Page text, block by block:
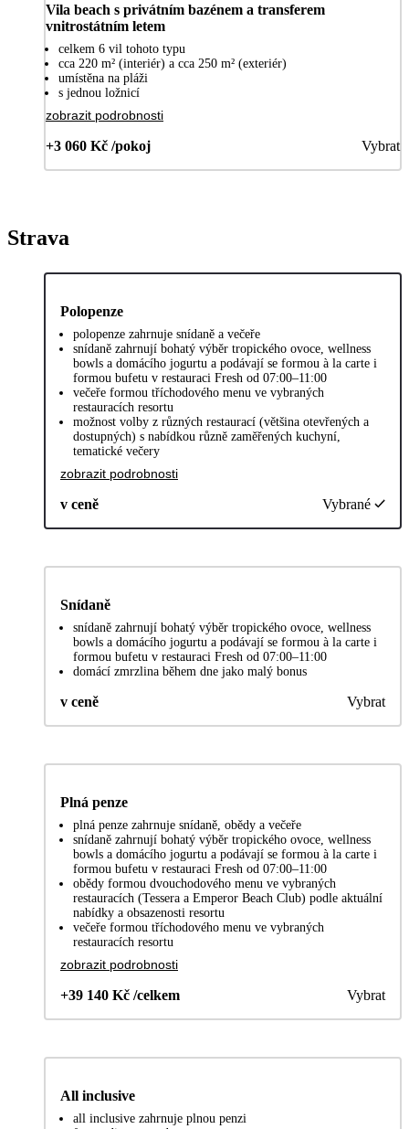
Vila beach s privátním bazénem a transferem
vnitrostátním letem
celkem 6 vil tohoto typu
cca 220 m² (interiér) a cca 250 m² (exteriér)
umístěna na pláži
s jednou ložnicí
zobrazit podrobnosti
+3 060 Kč /pokoj Vybrat
Strava
Polopenze
polopenze zahrnuje snídaně a večeře
snídaně zahrnují bohatý výběr tropického ovoce, wellness
bowls a domácího jogurtu a podávají se formou à la carte i
formou bufetu v restauraci Fresh od 07:00–11:00
večeře formou tříchodového menu ve vybraných
restauracích resortu
možnost volby z různých restaurací (většina otevřených a
dostupných) s nabídkou různě zaměřených kuchyní,
tematické večery
zobrazit podrobnosti
v ceně Vybrané
Snídaně
snídaně zahrnují bohatý výběr tropického ovoce, wellness
bowls a domácího jogurtu a podávají se formou à la carte i
formou bufetu v restauraci Fresh od 07:00–11:00
domácí zmrzlina během dne jako malý bonus
v ceně Vybrat
Plná penze
plná penze zahrnuje snídaně, obědy a večeře
snídaně zahrnují bohatý výběr tropického ovoce, wellness
bowls a domácího jogurtu a podávají se formou à la carte i
formou bufetu v restauraci Fresh od 07:00–11:00
obědy formou dvouchodového menu ve vybraných
restauracích (Tessera a Emperor Beach Club) podle aktuální
nabídky a obsazenosti resortu
večeře formou tříchodového menu ve vybraných
restauracích resortu
zobrazit podrobnosti
+39 140 Kč /celkem Vybrat
All inclusive
all inclusive zahrnuje plnou penzi